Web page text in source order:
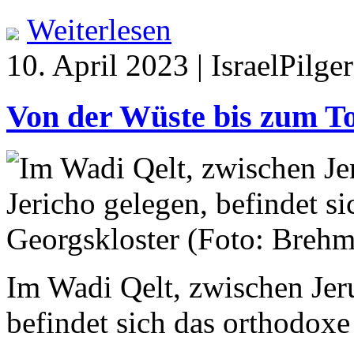
Weiterlesen
10. April 2023 |
Von der Wüste bis zum
Im Wadi Qelt, zwischen
befindet sich das